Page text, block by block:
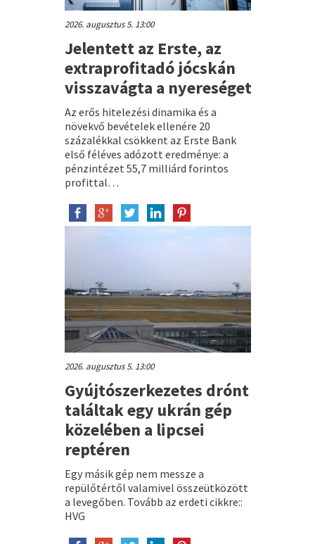
2026. augusztus 5. 13:00
Jelentett az Erste, az
extraprofitadó jócskán
visszavágta a nyereséget
Az erős hitelezési dinamika és a
növekvő bevételek ellenére 20
százalékkal csökkent az Erste Bank
első féléves adózott eredménye: a
pénzintézet 55,7 milliárd forintos
profittal…
2026. augusztus 5. 13:00
Gyújtószerkezetes drónt
találtak egy ukrán gép
közelében a lipcsei
reptéren
Egy másik gép nem messze a
repülőtértől valamivel összeütközött
a levegőben. Tovább az erdeti cikkre::
HVG